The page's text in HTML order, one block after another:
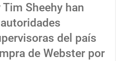
Sheehy han
del país
de Webster por